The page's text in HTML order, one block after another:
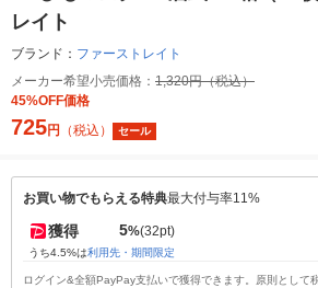
レイト
ブランド： ファーストレイト
メーカー希望小売価格： 1,320円（税込）
45%OFF価格
725円 （税込） セール
お買い物でもらえる特典最大付与率11%
獲得 5%(32pt)
うち4.5%は利用先・期間限定
ログイン&全額PayPay支払いで獲得できます。原則として